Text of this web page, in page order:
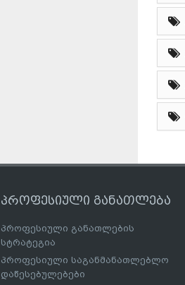
პროფესიული განათლება
პროფესიული განათლების
სტრატეგია
პროფესიული საგანმანათლებლო
დაწესებულებები